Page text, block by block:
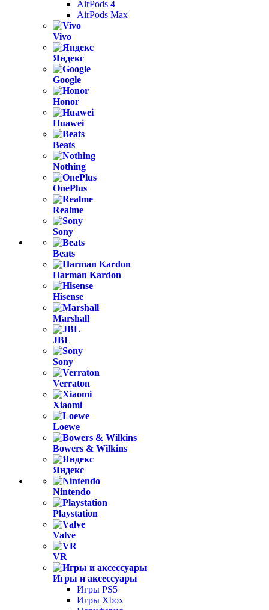
AirPods 4
AirPods Max
Vivo
Яндекс
Google
Honor
Huawei
Beats
Nothing
OnePlus
Realme
Sony
Beats
Harman Kardon
Hisense
Marshall
JBL
Sony
Verraton
Xiaomi
Loewe
Bowers & Wilkins
Яндекс
Nintendo
Playstation
Valve
VR
Игры и аксессуары
Игры PS5
Игры Xbox